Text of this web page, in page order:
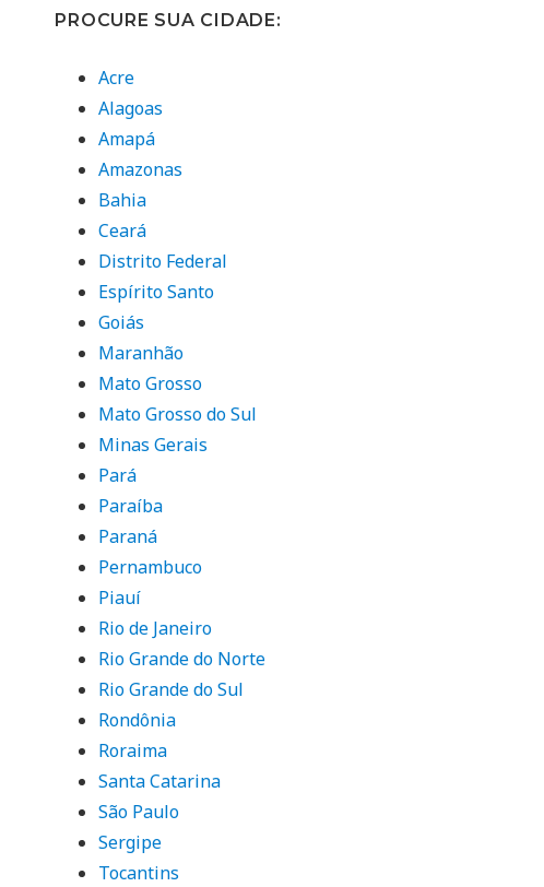
PROCURE SUA CIDADE:
Acre
Alagoas
Amapá
Amazonas
Bahia
Ceará
Distrito Federal
Espírito Santo
Goiás
Maranhão
Mato Grosso
Mato Grosso do Sul
Minas Gerais
Pará
Paraíba
Paraná
Pernambuco
Piauí
Rio de Janeiro
Rio Grande do Norte
Rio Grande do Sul
Rondônia
Roraima
Santa Catarina
São Paulo
Sergipe
Tocantins